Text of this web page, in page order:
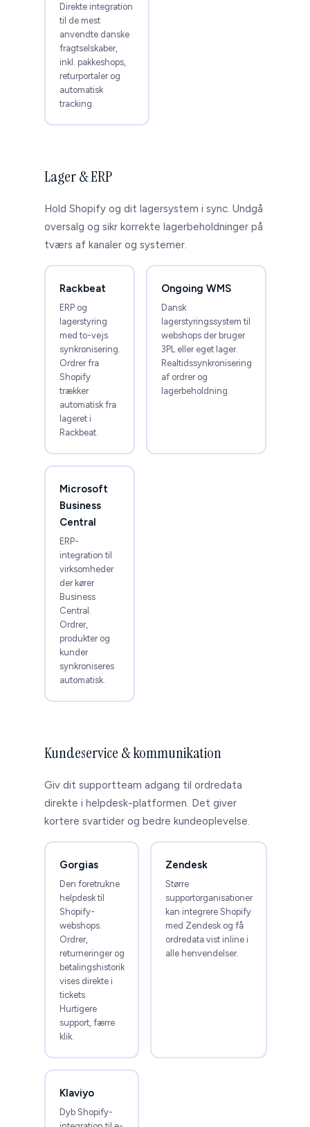
Direkte integration
til de mest
anvendte danske
fragtselskaber,
inkl. pakkeshops,
returportaler og
automatisk
tracking.
Lager & ERP
Hold Shopify og dit lagersystem i sync. Undgå
oversalg og sikr korrekte lagerbeholdninger på
tværs af kanaler og systemer.
Rackbeat
ERP og
lagerstyring
med to-vejs
synkronisering.
Ordrer fra
Shopify
trækker
automatisk fra
lageret i
Rackbeat.
Ongoing WMS
Dansk
lagerstyringssystem til
webshops der bruger
3PL eller eget lager.
Realtidssynkronisering
af ordrer og
lagerbeholdning.
Microsoft
Business
Central
ERP-
integration til
virksomheder
der kører
Business
Central.
Ordrer,
produkter og
kunder
synkroniseres
automatisk.
Kundeservice & kommunikation
Giv dit supportteam adgang til ordredata
direkte i helpdesk-platformen. Det giver
kortere svartider og bedre kundeoplevelse.
Gorgias
Den foretrukne
helpdesk til
Shopify-
webshops.
Ordrer,
returneringer og
betalingshistorik
vises direkte i
tickets.
Hurtigere
support, færre
klik.
Zendesk
Større
supportorganisationer
kan integrere Shopify
med Zendesk og få
ordredata vist inline i
alle henvendelser.
Klaviyo
Dyb Shopify-